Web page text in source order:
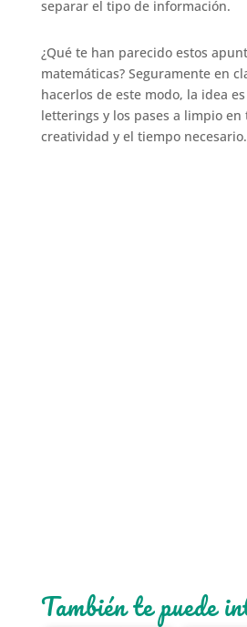
separar el tipo de información.
¿Qué te han parecido estos
matemáticas? Seguramente en
hacerlos de este modo, la idea
letterings y los pases a limpio en
creatividad y el tiempo necesario.
También te puede